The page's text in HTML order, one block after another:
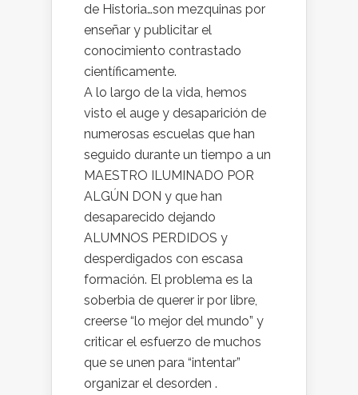
de Historia…son mezquinas por
enseñar y publicitar el
conocimiento contrastado
científicamente.
A lo largo de la vida, hemos
visto el auge y desaparición de
numerosas escuelas que han
seguido durante un tiempo a un
MAESTRO ILUMINADO POR
ALGÚN DON y que han
desaparecido dejando
ALUMNOS PERDIDOS y
desperdigados con escasa
formación. El problema es la
soberbia de querer ir por libre,
creerse “lo mejor del mundo” y
criticar el esfuerzo de muchos
que se unen para “intentar”
organizar el desorden .